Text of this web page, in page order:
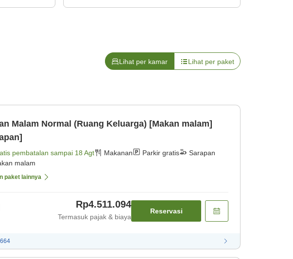
Lihat per kamar Lihat per paket
Malam Normal (Ruang Keluarga) [Makan malam]
pembatalan sampai 18 Agt Makanan Parkir gratis
Sarapan
malam
paket lainnya
Rp4.511.094
Termasuk pajak & biaya
Reservasi